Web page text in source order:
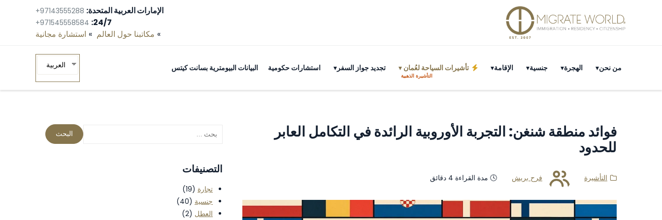
الإمارات العربية المتحدة: +97143555288
24/7:
+971545558584
مكاتبنا حول العالم استشارة مجانية‎
من نحن الهجرة جنسية الإقامة تأشيرات السياحة لعُمان
التأشيرة الذهبية
تجديد جواز السفر استشارات حكومية البيانات البيومترية بسانت كيتس العربية
فوائد منطقة شنغن: التجربة الأوروبية الرائدة في التكامل العابر
للحدود
التأشيرة فرح بريش 🕓 مدة القراءة 4 دقائق
التصنيفات
تجارة (19)
جنسية (40)
العطل (2)